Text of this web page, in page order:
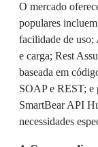
O mercado
populares
facilidade de uso;
e carga; Rest
baseada em
SOAP e REST; e
SmartBear API
necessidades